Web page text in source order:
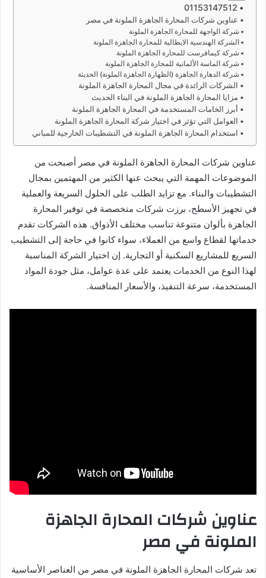
01153147512
عناوين شركات المحارة الجاهزة الملونة في مصر
شركة الواجهة للمحارة الجاهزة الملونة
الشركة الهندسية الايطالية للمحارة الجاهزة الملونة
شركة كيمافرست للمحارة الجاهزة الملونة
شركة الماسة الألمانية للمحارة الجاهزة الملونة
شركة الدهارة الجاهزة (الظهارة الجاهزة الملونة) الحديثة
الشركات الرائدة في مجال المحارة الجاهزة الملونة
مزايا المحارة الجاهزة الملونة في البناء الحديث
أبرز الخامات المستخدمة في المحارة الجاهزة الملونة
العوامل التي تؤثر في اختيار شركة المحارة الجاهزة الملونة
استخدام المحارة الجاهزة الملونة في التشطيبات الخارجية للمباني
عناوين شركات المحارة الجاهزة الملونة في مصر أصبحت من
الموضوعات المهمة التي يبحث عنها الكثير من المهتمين بمجال
التشطيبات والبناء. مع تزايد الطلب على الحلول السريعة والعملية
في تجهيز الأسطح، برزت شركات متخصصة في توفير المحارة
الجاهزة بألوان متنوعة تناسب مختلف الأذواق. هذه الشركات تقدم
خدماتها لقطاع واسع من العملاء، سواء كانوا في حاجة إلى التشطيب
السريع للمشاريع السكنية أو التجارية. إن اختيار الشركة المناسبة
لهذا النوع من الخدمات يعتمد على عدة عوامل، مثل جودة المواد
المستخدمة، سرعة التنفيذ، والأسعار المنافسة.
عناوين شركات المحارة الجاهزة
الملونة في مصر
تعد شركات المحارة الجاهزة الملونة في مصر من العناصر الأساسية